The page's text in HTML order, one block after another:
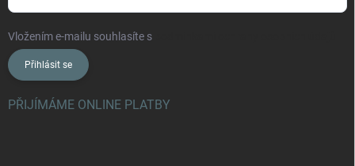
Vložením e-mailu souhlasíte s
Přihlásit se
PŘIJÍMÁME ONLINE PLATBY